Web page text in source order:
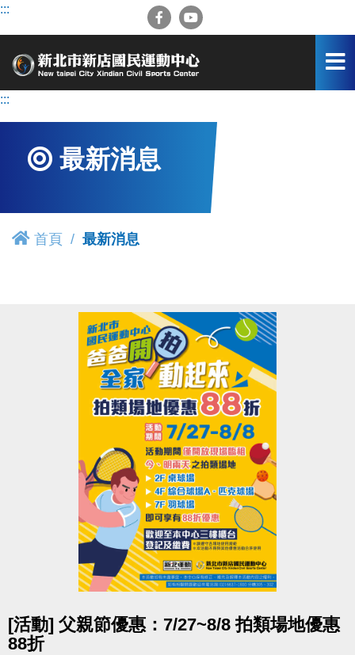
跳
容
:::
:::
最新消息
首頁 最新消息
[活動] 父親節優惠：7/27~8/8 拍類場地優惠
88折